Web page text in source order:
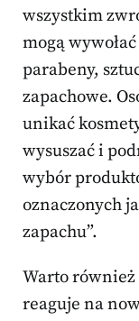
wszystkim
mogą
parabeny,
zapachowe.
unikać
wysuszać i
wybór
oznaczonych
zapachu”.
Warto również
reaguje na